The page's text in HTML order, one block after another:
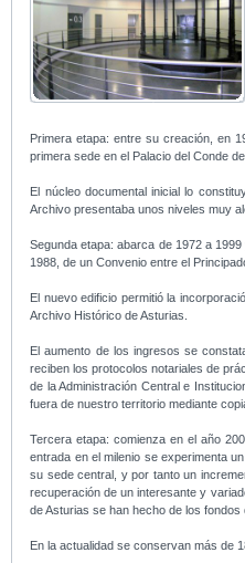
Primera etapa: entre su creación, en
primera sede en el Palacio del Conde
El núcleo documental inicial lo
Archivo presentaba unos niveles muy
Segunda etapa: abarca de 1972 a
1988, de un Convenio entre el
El nuevo edificio permitió la
Archivo Histórico de Asturias.
El aumento de los ingresos se
reciben los protocolos notariales de
de la Administración Central e
fuera de nuestro territorio mediante
Tercera etapa: comienza en el año
entrada en el milenio se experimenta
su sede central, y por tanto un
recuperación de un interesante y
de Asturias se han hecho de los
En la actualidad se conservan más de